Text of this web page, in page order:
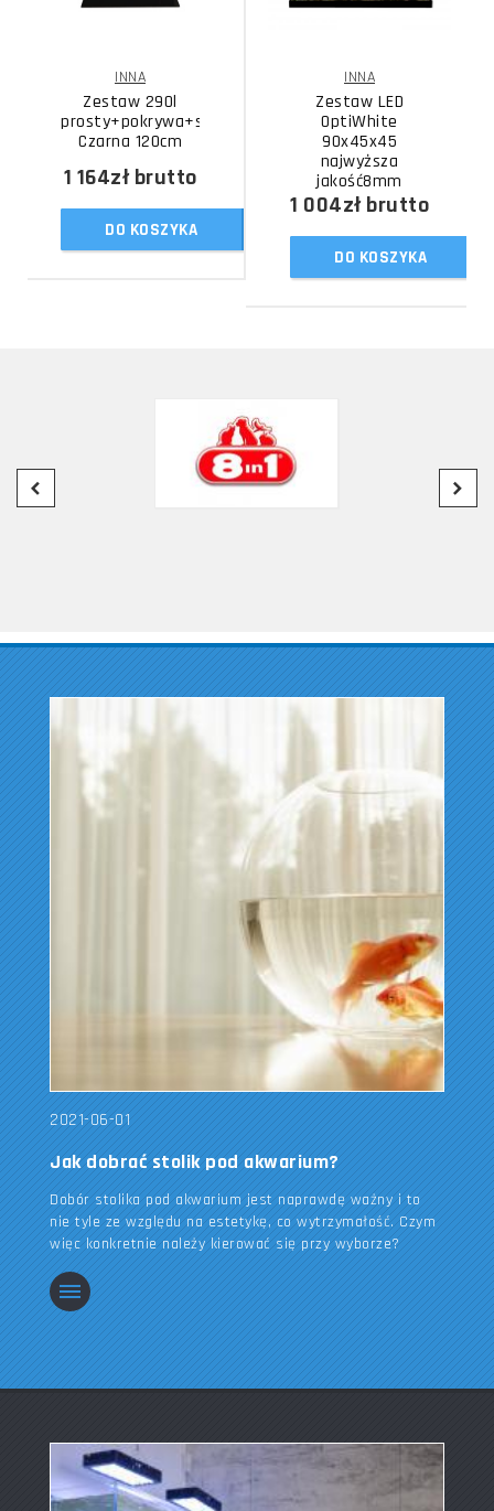
INNA
Zestaw 290l
prosty+pokrywa+szafka
Czarna 120cm
1 164złbrutto
DO KOSZYKA
INNA
Zestaw LED
OptiWhite
90x45x45
najwyższa
jakość8mm
1 004złbrutto
DO KOSZYKA
2021-06-01
Jak dobrać stolik pod akwarium?
Dobór stolika pod akwarium jest naprawdę ważny i to
nie tyle ze względu na estetykę, co wytrzymałość. Czym
więc konkretnie należy kierować się przy wyborze?